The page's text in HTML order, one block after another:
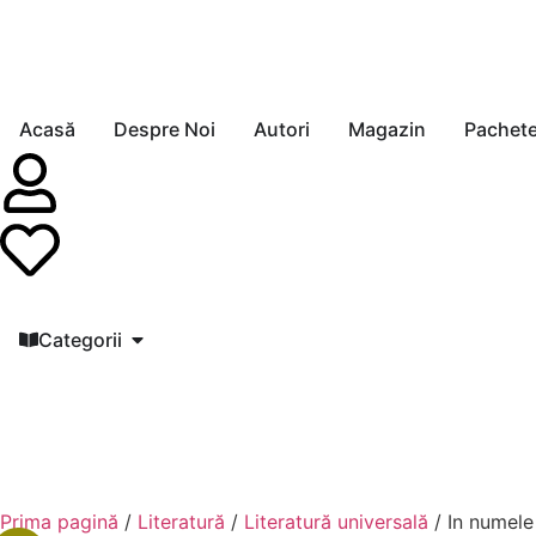
Acasă Despre Noi Autori Magazin
Categorii
Prima pagină / Literatură / Literatură universală / In